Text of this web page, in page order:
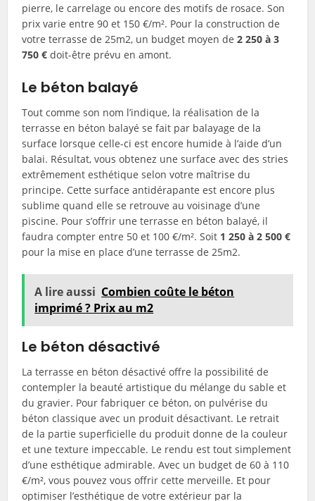
pierre, le carrelage ou encore des motifs de rosace. Son
prix varie entre 90 et 150 €/m². Pour la construction de
votre terrasse de 25m2, un budget moyen de2 250 à 3
750 €doit-être prévu en amont.
Le béton balayé
Tout comme son nom l’indique, la réalisation de la
terrasse en béton balayé se fait par balayage de la
surface lorsque celle-ci est encore humide à l’aide d’un
balai. Résultat, vous obtenez une surface avec des stries
extrêmement esthétique selon votre maîtrise du
principe. Cette surface antidérapante est encore plus
sublime quand elle se retrouve au voisinage d’une
piscine. Pour s’offrir une terrasse en béton balayé, il
faudra compter entre 50 et 100 €/m². Soit 1 250 à 2 500 €
pour la mise en place d’une terrasse de 25m2.
A lire aussi Combien coûte le béton
imprimé ? Prix au m2
Le béton désactivé
La terrasse en béton désactivé offre la possibilité de
contempler la beauté artistique du mélange du sable et
du gravier. Pour fabriquer ce béton, on pulvérise du
béton classique avec un produit désactivant. Le retrait
de la partie superficielle du produit donne de la couleur
et une texture impeccable. Le rendu est tout simplement
d’une esthétique admirable. Avec un budget de 60 à 110
€/m², vous pouvez vous offrir cette merveille. Et pour
optimiser l’esthétique de votre extérieur par la